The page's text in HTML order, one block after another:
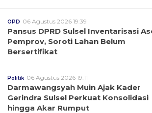
OPD 06 Agustus 2026 19:39
Pansus DPRD Sulsel Inventarisasi
Pemprov, Soroti Lahan Belum
Bersertifikat
Politik 06 Agustus 2026 19:11
Darmawangsyah Muin Ajak Kader
Gerindra Sulsel Perkuat Konsolidasi
hingga Akar Rumput